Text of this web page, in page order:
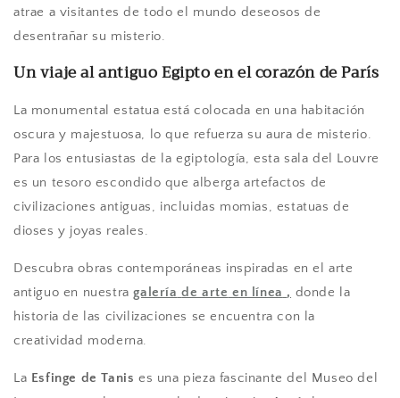
atrae a visitantes de todo el mundo deseosos de
desentrañar su misterio.
Un viaje al antiguo Egipto en el corazón de París
La monumental estatua está colocada en una habitación
oscura y majestuosa, lo que refuerza su aura de misterio.
Para los entusiastas de la egiptología, esta sala del Louvre
es un tesoro escondido que alberga artefactos de
civilizaciones antiguas, incluidas momias, estatuas de
dioses y joyas reales.
Descubra obras contemporáneas inspiradas en el arte
antiguo en nuestragalería de arte en línea , donde la
historia de las civilizaciones se encuentra con la
creatividad moderna.
La Esfinge de Tanis es una pieza fascinante del Museo del